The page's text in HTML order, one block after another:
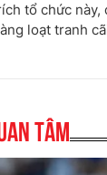
tổ chức này,
loạt tranh
tâm